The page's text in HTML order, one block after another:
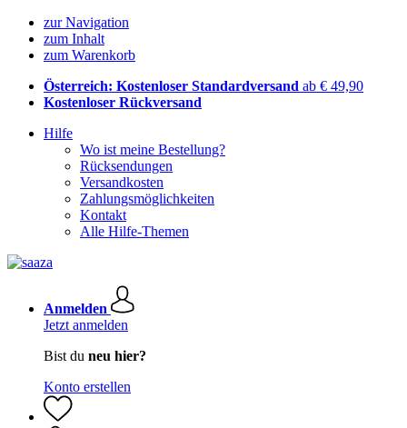
zur Navigation
zum Inhalt
zum Warenkorb
Österreich: Kostenloser Standardversand ab € 49,90
Kostenloser Rückversand
Hilfe
Wo ist meine Bestellung?
Rücksendungen
Versandkosten
Zahlungsmöglichkeiten
Kontakt
Alle Hilfe-Themen
Anmelden
Jetzt anmelden
Bist du neu hier?
Konto erstellen